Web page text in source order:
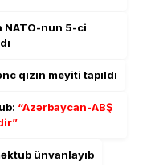
NATO-nun 5-ci
qızın meyiti tapıldı
“Azərbaycan-ABŞ
ünvanlayıb